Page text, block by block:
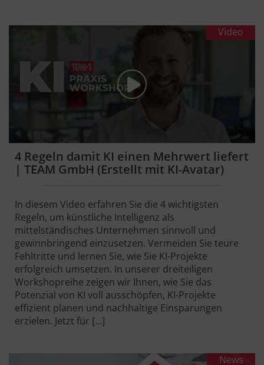
Video
4 Regeln damit KI einen Mehrwert liefert
| TEAM GmbH (Erstellt mit KI-Avatar)
In diesem Video erfahren Sie die 4 wichtigsten
Regeln, um künstliche Intelligenz als
mittelständisches Unternehmen sinnvoll und
gewinnbringend einzusetzen. Vermeiden Sie teure
Fehltritte und lernen Sie, wie Sie KI-Projekte
erfolgreich umsetzen. In unserer dreiteiligen
Workshopreihe zeigen wir Ihnen, wie Sie das
Potenzial von KI voll ausschöpfen, KI-Projekte
effizient planen und nachhaltige Einsparungen
erzielen. Jetzt für […]
News